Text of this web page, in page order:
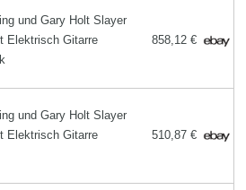
und Gary Holt Slayer
Elektrisch Gitarre
858,12 €
und Gary Holt Slayer
Elektrisch Gitarre
510,87 €